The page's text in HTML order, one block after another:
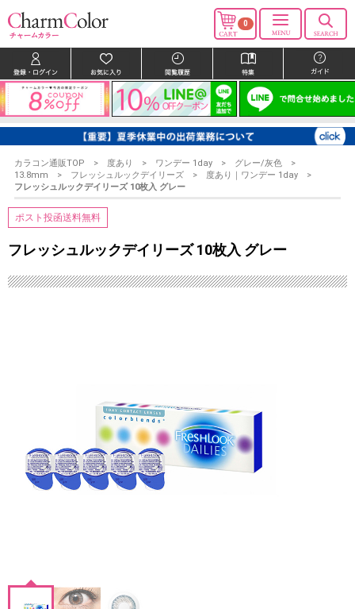
0
カラコン通販TOP 度あり ワンデー 1day
グレー/灰色
13.8mm
フレッシュルックデイリーズ
度あり｜ワンデー 1day
フレッシュルックデイリーズ 10枚入 グレー
ポスト投函送料無料
フレッシュルックデイリーズ 10枚入 グレー